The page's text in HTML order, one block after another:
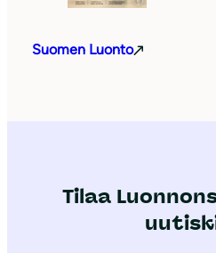
Suomen Luonto
Tilaa